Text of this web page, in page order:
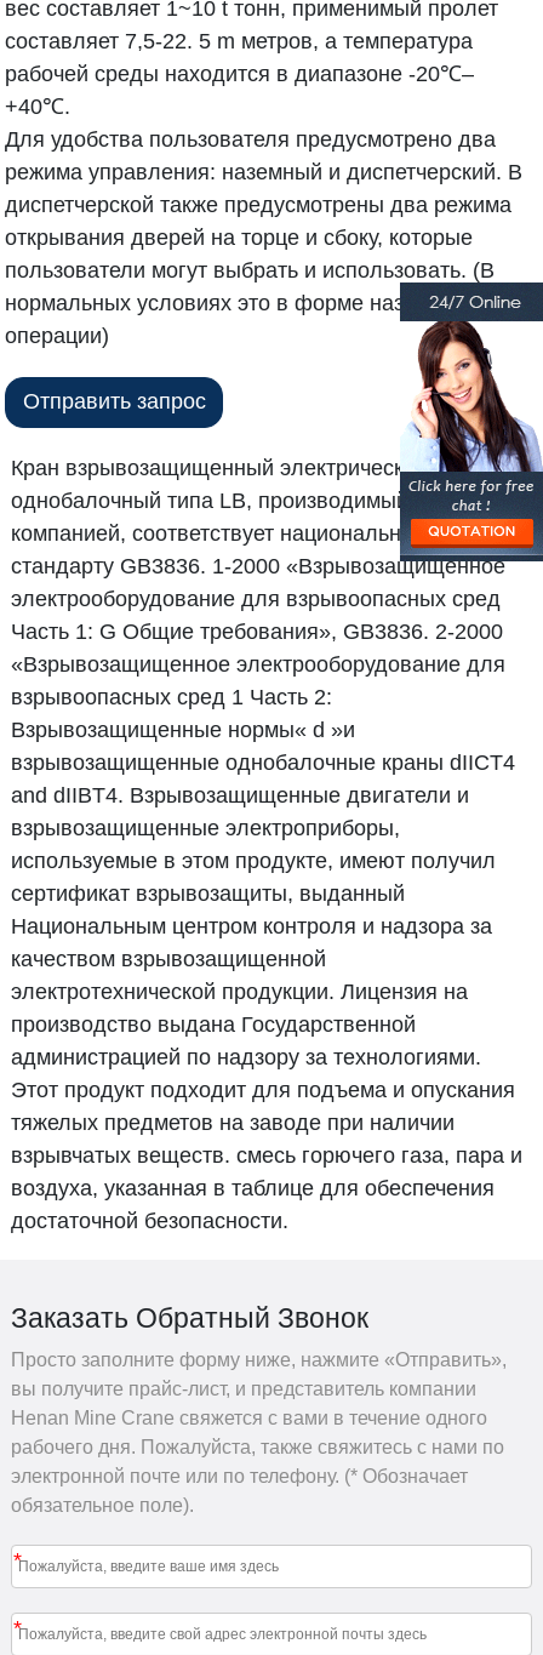
вес составляет 1~10 t тонн, применимый пролет
составляет 7,5-22. 5 m метров, а температура
рабочей среды находится в диапазоне -20℃–
+40℃.
Для удобства пользователя предусмотрено два
режима управления: наземный и диспетчерский. В
диспетчерской также предусмотрены два режима
открывания дверей на торце и сбоку, которые
пользователи могут выбрать и использовать. (В
нормальных условиях это в форме наземной
операции)
Отправить запрос
Кран взрывозащищенный электрический
однобалочный типа LB, производимый нашей
компанией, соответствует национальному
стандарту GB3836. 1-2000 «Взрывозащищенное
электрооборудование для взрывоопасных сред
Часть 1: G Общие требования», GB3836. 2-2000
«Взрывозащищенное электрооборудование для
взрывоопасных сред 1 Часть 2:
Взрывозащищенные нормы« d »и
взрывозащищенные однобалочные краны dIICT4
and dIIBT4. Взрывозащищенные двигатели и
взрывозащищенные электроприборы,
используемые в этом продукте, имеют получил
сертификат взрывозащиты, выданный
Национальным центром контроля и надзора за
качеством взрывозащищенной
электротехнической продукции. Лицензия на
производство выдана Государственной
администрацией по надзору за технологиями.
Этот продукт подходит для подъема и опускания
тяжелых предметов на заводе при наличии
взрывчатых веществ. смесь горючего газа, пара и
воздуха, указанная в таблице для обеспечения
достаточной безопасности.
Заказать Обратный Звонок
Просто заполните форму ниже, нажмите «Отправить»,
вы получите прайс-лист, и представитель компании
Henan Mine Crane свяжется с вами в течение одного
рабочего дня. Пожалуйста, также свяжитесь с нами по
электронной почте или по телефону. (* Обозначает
обязательное поле).
*
*